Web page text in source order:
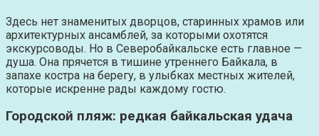
Здесь нет знаменитых дворцов, старинных храмов или
архитектурных ансамблей, за которыми охотятся
экскурсоводы. Но в Северобайкальске есть главное —
душа. Она прячется в тишине утреннего Байкала, в
запахе костра на берегу, в улыбках местных жителей,
которые искренне рады каждому гостю.
Городской пляж: редкая байкальская удача